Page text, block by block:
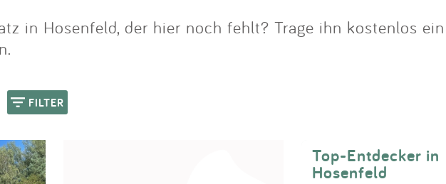
in Hosenfeld, der hier noch fehlt? Trage ihn kostenlos
FILTER
Top-Entdecker in
Hosenfeld